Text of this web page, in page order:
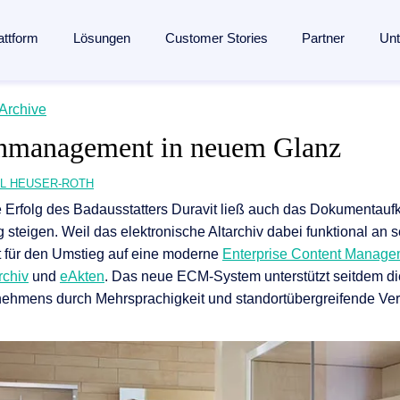
Content Automation
bis zur Archivierung: Eine KI-gestützte Plattform
→
mit SAP
Lösungen
Fertigungsindustrie
Versicherungen
Logistik
Gesundheitswesen
Alle Branchen
Customer Stories Partner
Partner finden
Referenzpartner werden
Partner Portal
Mitgliedschaften
Blog
Webinare
Ressourcen
Events
Glossar
in neuem Glanz
HEUSER-ROTH
Erfolg des Badausstatters Duravit ließ auch das
steigen. Weil das elektronische Altarchiv dabei funktional an
den Umstieg auf eine moderne Enterprise Content
und eAkten. Das neue ECM-System unterstützt seitdem
durch Mehrsprachigkeit und standortübergreifende